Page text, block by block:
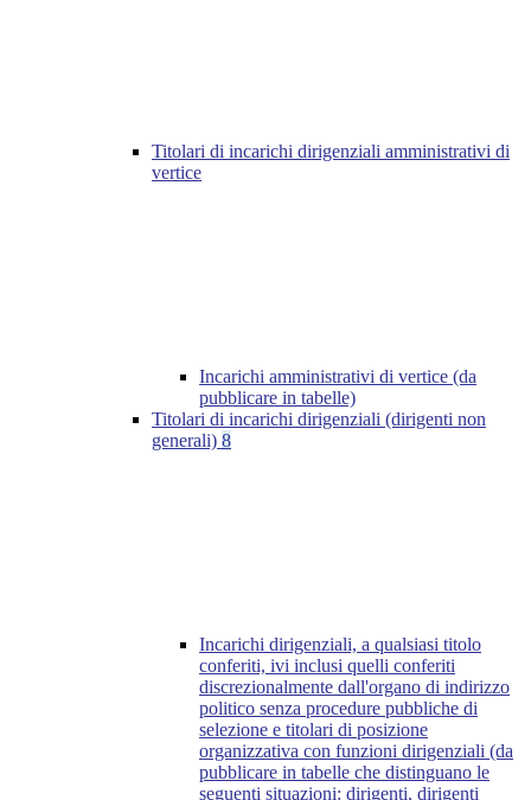
Titolari di incarichi dirigenziali amministrativi di
vertice
Incarichi amministrativi di vertice (da
pubblicare in tabelle)
Titolari di incarichi dirigenziali (dirigenti non
generali) 8
Incarichi dirigenziali, a qualsiasi titolo
conferiti, ivi inclusi quelli conferiti
discrezionalmente dall'organo di indirizzo
politico senza procedure pubbliche di
selezione e titolari di posizione
organizzativa con funzioni dirigenziali (da
pubblicare in tabelle che distinguano le
seguenti situazioni: dirigenti, dirigenti